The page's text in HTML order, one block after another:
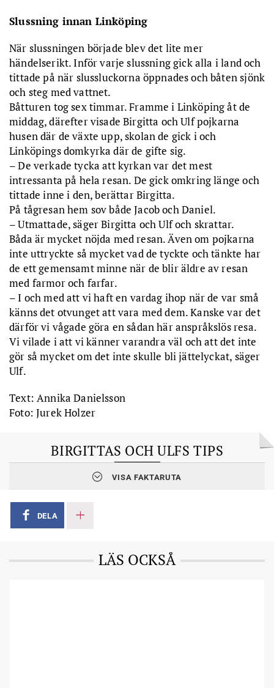
Slussning innan Linköping
När slussningen började blev det lite mer
händelserikt. Inför varje slussning gick alla i land och
tittade på när slussluckorna öppnades och båten sjönk
och steg med vattnet.
Båtturen tog sex timmar. Framme i Linköping åt de
middag, därefter visade Birgitta och Ulf pojkarna
husen där de växte upp, skolan de gick i och
Linköpings domkyrka där de gifte sig.
– De verkade tycka att kyrkan var det mest
intressanta på hela resan. De gick omkring länge och
tittade inne i den, berättar Birgitta.
På tågresan hem sov både Jacob och Daniel.
– Utmattade, säger Birgitta och Ulf och skrattar.
Båda är mycket nöjda med resan. Även om pojkarna
inte uttryckte så mycket vad de tyckte och tänkte har
de ett gemensamt minne när de blir äldre av resan
med farmor och farfar.
– I och med att vi haft en vardag ihop när de var små
känns det otvunget att vara med dem. Kanske var det
därför vi vågade göra en sådan här anspråkslös resa.
Vi vilade i att vi känner varandra väl och att det inte
gör så mycket om det inte skulle bli jättelyckat, säger
Ulf.
Text: Annika Danielsson
Foto: Jurek Holzer
BIRGITTAS OCH ULFS TIPS
ressällskap och barnbarnen tycker inte heller att det blir roligt.
2 Var inte så ängslig. Resan behöver inte vara en jätteupplevelse
– man behöver inte bjuda barnbarnen till London.
3 Gå inte och gruva dig och tänk: »Det här tycker dom är tråkigt.«
VISA FAKTARUTA
DELA
LÄS OCKSÅ